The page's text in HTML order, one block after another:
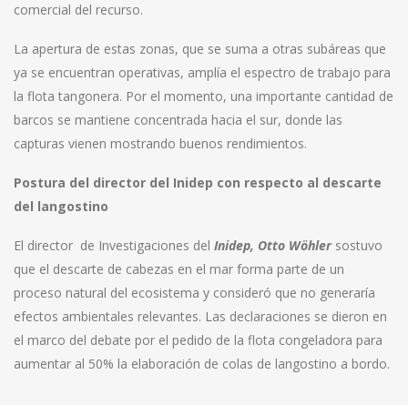
comercial del recurso.
La apertura de estas zonas, que se suma a otras subáreas que
ya se encuentran operativas, amplía el espectro de trabajo para
la flota tangonera. Por el momento, una importante cantidad de
barcos se mantiene concentrada hacia el sur, donde las
capturas vienen mostrando buenos rendimientos.
Postura del director del Inidep con respecto al descarte
del langostino
El director de Investigaciones del Inidep, Otto Wöhlersostuvo
que el descarte de cabezas en el mar forma parte de un
proceso natural del ecosistema y consideró que no generaría
efectos ambientales relevantes. Las declaraciones se dieron en
el marco del debate por el pedido de la flota congeladora para
aumentar al 50% la elaboración de colas de langostino a bordo.